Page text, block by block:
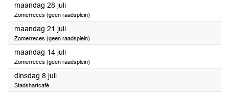
maandag 28 juli2025
Zomerreces (geen raadsplein)
maandag 21 juli2025
Zomerreces (geen raadsplein)
maandag 14 juli2025
Zomerreces (geen raadsplein)
dinsdag 8 juli2025
Stadshartcafé